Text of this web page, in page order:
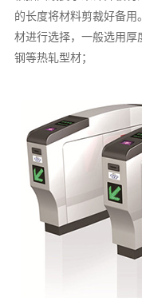
的长度将材料剪裁好备
材进行选择，一般选用
钢等热轧型材；